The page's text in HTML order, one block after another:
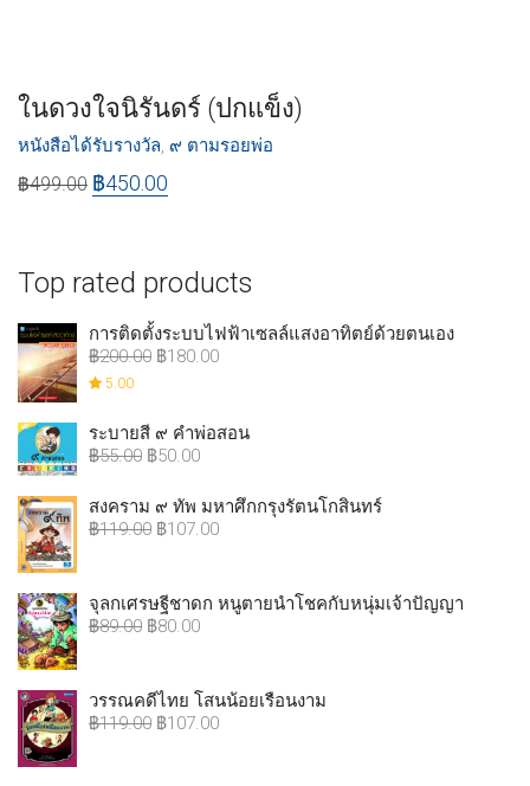
ในดวงใจนิรันดร์ (ปกแข็ง)
หนังสือได้รับรางวัล, ๙ ตามรอยพ่อ
฿499.00 ฿450.00
Top rated products
การติดตั้งระบบไฟฟ้าเซลล์แสงอาทิตย์ด้วยตนเอง
฿200.00 ฿180.00
5.00
ระบายสี ๙ คำพ่อสอน
฿55.00 ฿50.00
สงคราม ๙ ทัพ มหาศึกกรุงรัตนโกสินทร์
฿119.00 ฿107.00
จุลกเศรษฐีชาดก หนูตายนำโชคกับหนุ่มเจ้าปัญญา
฿89.00 ฿80.00
วรรณคดีไทย โสนน้อยเรือนงาม
฿119.00 ฿107.00